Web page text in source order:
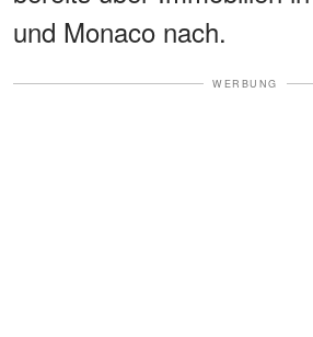
und Monaco nach.
WERBUNG